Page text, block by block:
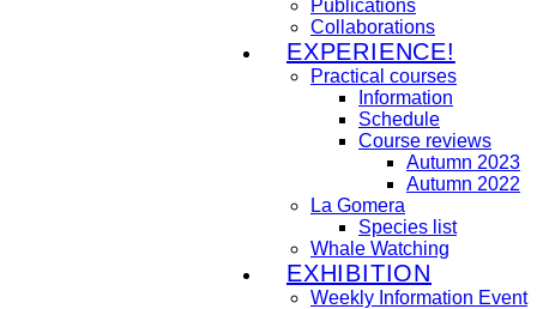
Publications
Collaborations
EXPERIENCE!
Practical courses
Information
Schedule
Course reviews
Autumn 2023
Autumn 2022
La Gomera
Species list
Whale Watching
EXHIBITION
Weekly Information Event